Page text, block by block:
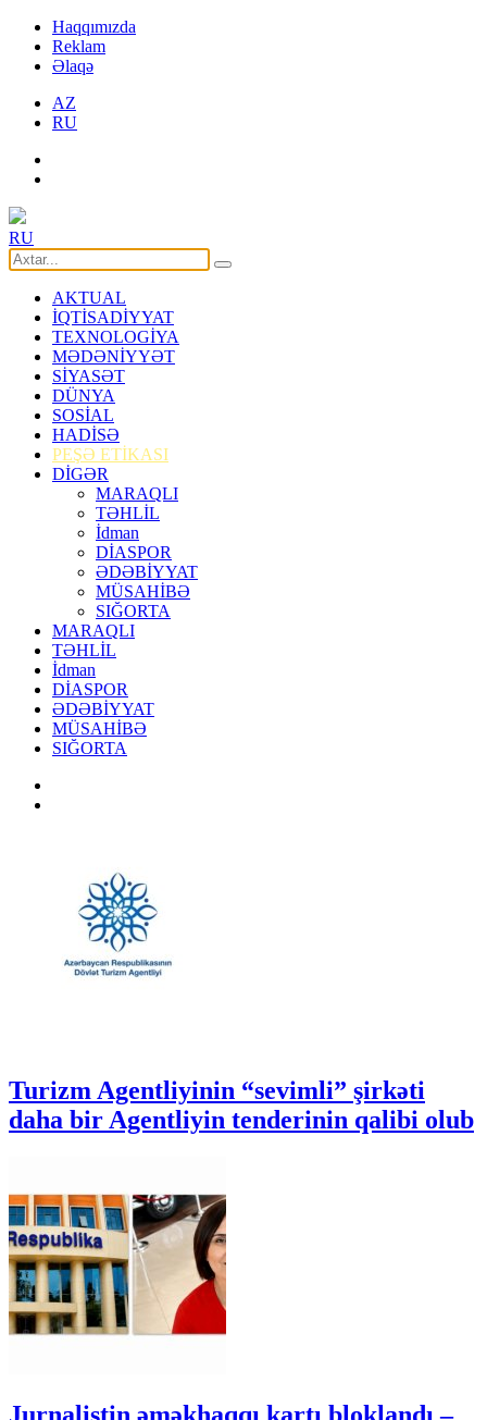
Haqqımızda
Reklam
Əlaqə
AZ
RU
RU
AKTUAL
İQTİSADİYYAT
TEXNOLOGİYA
MƏDƏNİYYƏT
SİYASƏT
DÜNYA
SOSİAL
HADİSƏ
PEŞƏ ETİKASI
DİGƏR
MARAQLI
TƏHLİL
İdman
DİASPOR
ƏDƏBİYYAT
MÜSAHİBƏ
SIĞORTA
MARAQLI
TƏHLİL
İdman
DİASPOR
ƏDƏBİYYAT
MÜSAHİBƏ
SIĞORTA
Turizm Agentliyinin “sevimli” şirkəti
daha bir Agentliyin tenderinin qalibi olub
Jurnalistin əməkhaqqı kartı bloklandı –